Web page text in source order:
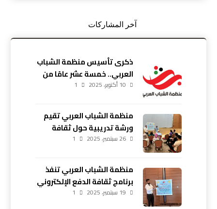
آخر المشاركات
ذكرى تأسيس منظمة الشباب
العربي.. خمسة عشر عامًا من
العطاء والإصرار
10 أكتوبر، 2025 1
منظمة الشباب العربي تقيم
ورشة تدريبية حول ثقافة
الدفع الإلكتروني في أربيل
26 سبتمبر، 2025 1
منظمة الشباب العربي تنفذ
برنامج ثقافة الدفع الإلكتروني
في زاخو بمشاركة 20 شابًا
19 سبتمبر، 2025 1